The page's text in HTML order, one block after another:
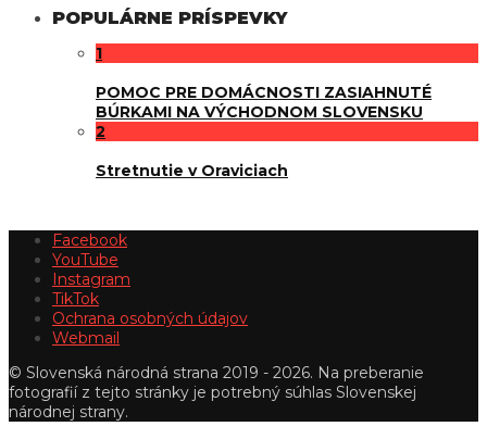
POPULÁRNE PRÍSPEVKY
1
POMOC PRE DOMÁCNOSTI ZASIAHNUTÉ
BÚRKAMI NA VÝCHODNOM SLOVENSKU
2
Stretnutie v Oraviciach
Facebook
YouTube
Instagram
TikTok
Ochrana osobných údajov
Webmail
© Slovenská národná strana 2019 - 2026. Na preberanie
fotografií z tejto stránky je potrebný súhlas Slovenskej
národnej strany.